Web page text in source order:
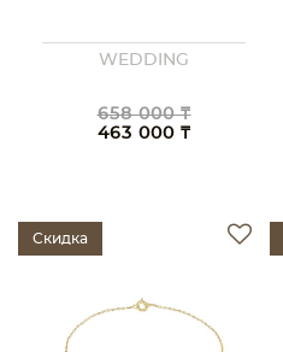
WEDDING
658 000 ₸
463 000 ₸
Скидка